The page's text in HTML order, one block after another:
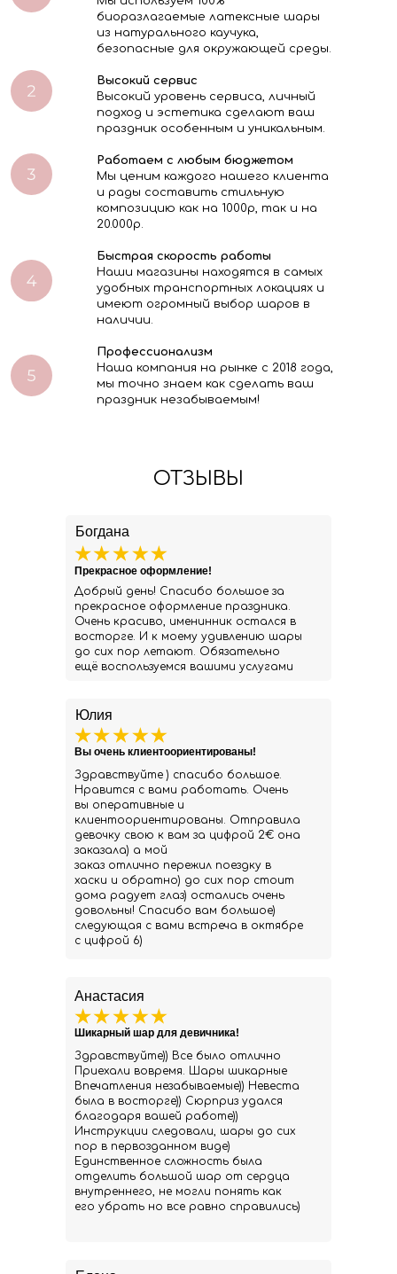
биоразлагаемые латексные шары
из натурального каучука,
безопасные для окружающей среды.
Высокий сервис
Высокий уровень сервиса, личный
подход и эстетика сделают ваш
праздник особенным и уникальным.
Работаем с любым бюджетом
Мы ценим каждого нашего клиента
и рады составить стильную
композицию как на 1000р, так и на
20.000р.
Быстрая скорость работы
Наши магазины находятся в самых
удобных транспортных локациях и
имеют огромный выбор шаров в
наличии.
Профессионализм
Наша компания на рынке с 2018 года,
мы точно знаем как сделать ваш
праздник незабываемым!
ОТЗЫВЫ
Юлия
Здравствуйте ) спасибо большое.
Нравится с вами работать. Очень
вы оперативные и
клиентоориентированы. Отправила
девочку свою к вам за цифрой 2€ она
заказала) а мой
заказ отлично пережил поездку в
хаски и обратно) до сих пор стоит
дома радует глаз) остались очень
довольны! Спасибо вам большое)
следующая с вами встреча в октябре
с цифрой 6)
Вы очень клиентоориентированы!
Анастасия
Здравствуйте)) Все было отлично
Приехали вовремя. Шары шикарные
Впечатления незабываемые)) Невеста
была в восторге)) Сюрприз удался
благодаря вашей работе))
Инструкции следовали, шары до сих
пор в первозданном виде)
Единственное сложность была
отделить большой шар от сердца
внутреннего, не могли понять как
его убрать но все равно справились)
Шикарный шар для девичника!
Богдана
Добрый день! Спасибо большое за
прекрасное оформление праздника.
Очень красиво, именинник остался в
восторге. И к моему удивлению шары
до сих пор летают. Обязательно
ещё воспользуемся вашими услугами
Прекрасное оформление!